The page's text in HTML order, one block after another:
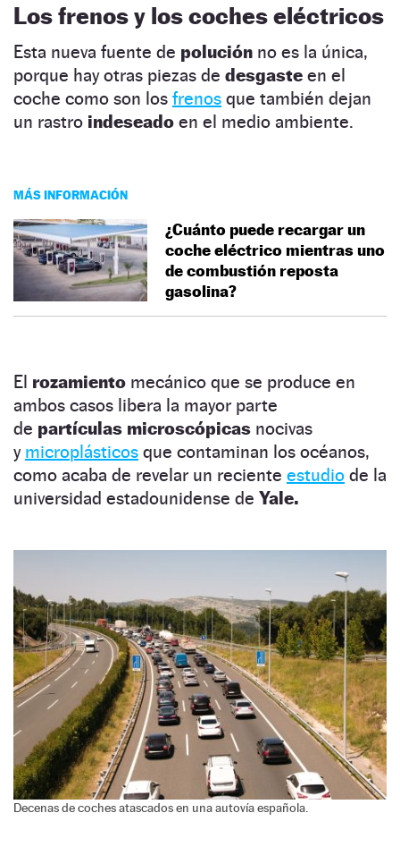
Los frenos y los coches eléctricos
Esta nueva fuente de polución no es la única,
porque hay otras piezas de desgaste en el
coche como son los frenos que también dejan
un rastro indeseado en el medio ambiente.
MÁS INFORMACIÓN
¿Cuánto puede recargar un
coche eléctrico mientras uno
de combustión reposta
gasolina?
El rozamiento mecánico que se produce en
ambos casos libera la mayor parte
de partículas microscópicas nocivas
y microplásticos que contaminan los océanos,
como acaba de revelar un reciente estudio de la
universidad estadounidense de Yale.
Decenas de coches atascados en una autovía española.